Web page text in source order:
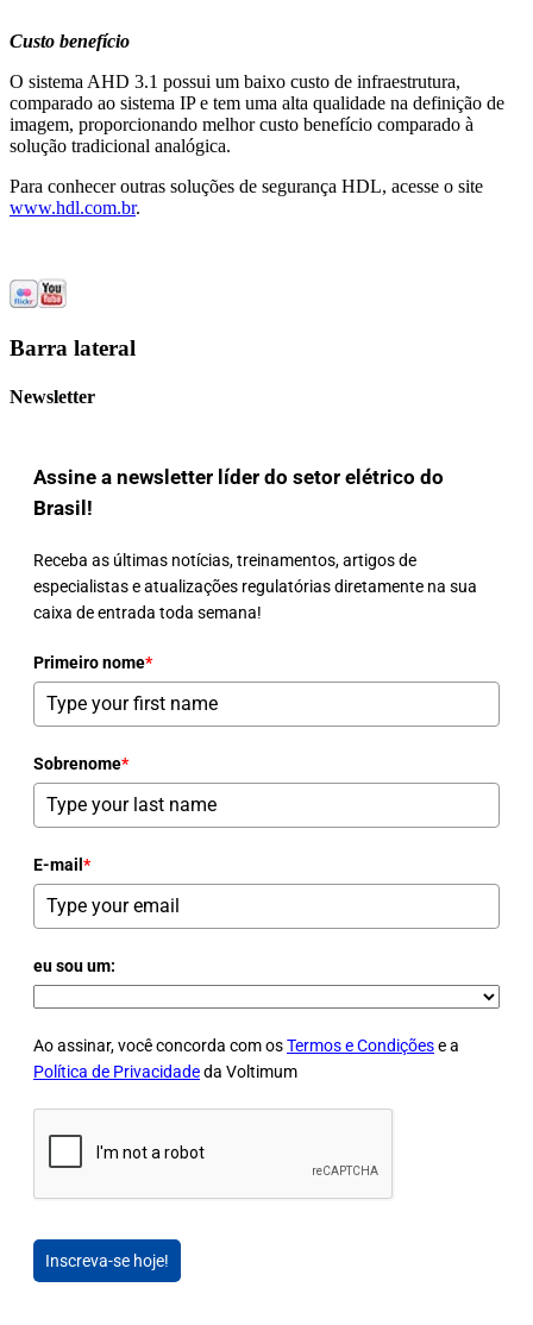
Custo benefício
O sistema AHD 3.1 possui um baixo custo de infraestrutura,
comparado ao sistema IP e tem uma alta qualidade na definição de
imagem, proporcionando melhor custo benefício comparado à
solução tradicional analógica.
Para conhecer outras soluções de segurança HDL, acesse o site
www.hdl.com.br.
Barra lateral
Newsletter
Assine a newsletter líder do setor elétrico do
Brasil!
Receba as últimas notícias, treinamentos, artigos de
especialistas e atualizações regulatórias diretamente na sua
caixa de entrada toda semana!
Primeiro nome*
Sobrenome*
E-mail *
eu sou um:
Ao assinar, você concorda com osTermos e Condiçõese a
Política de Privacidadeda Voltimum
Inscreva-se hoje!